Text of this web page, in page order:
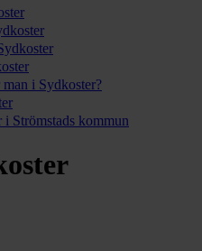
i Sydkoster?
i Strömstads kommun